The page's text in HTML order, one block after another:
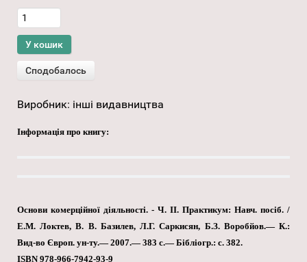
Виробник: інші видавництва
Інформація про книгу:
Основи комерційної діяльності. - Ч. II. Практикум: Навч. посіб. /
Е.М. Локтев, В. В. Базилев, Л.Г. Саркисян, Б.З. Воробйов.— К.:
Вид-во Європ. ун-ту.— 2007.— 383 с.— Бібліогр.: с. 382.
ISBN 978-966-7942-93-9